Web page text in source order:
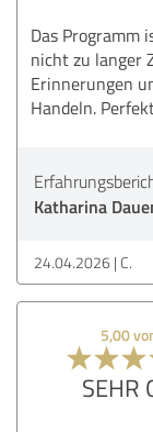
Das Programm
nicht zu langer
Erinnerungen
Handeln.
Katharina
24.04.2026 C.
5,00
SEHR